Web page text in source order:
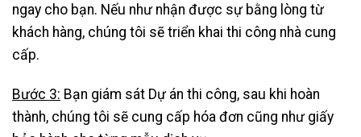
ngay cho bạn. Nếu như nhận được sự bằng lòng từ
khách hàng, chúng tôi sẽ triển khai thi công nhà cung
cấp.
Bước 3: Bạn giám sát Dự án thi công, sau khi hoàn
thành, chúng tôi sẽ cung cấp hóa đơn cũng như giấy